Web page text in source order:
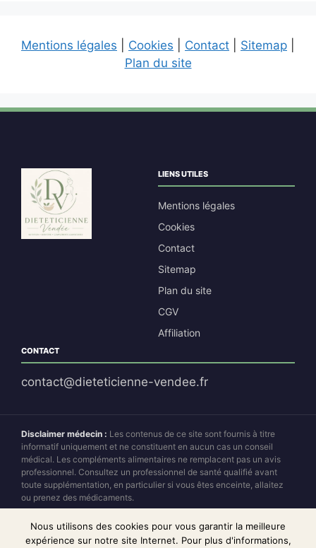
Mentions légales Cookies Contact Sitemap
Plan du site
LIENS UTILES
Mentions légales
Cookies
Contact
Sitemap
Plan du site
CGV
Affiliation
CONTACT
contact@dieteticienne-vendee.fr
Disclaimer médecin : Les contenus de ce site sont fournis à titre
informatif uniquement et ne constituent en aucun cas un conseil
médical. Les compléments alimentaires ne remplacent pas un avis
professionnel. Consultez un professionnel de santé qualifié avant
toute supplémentation, en particulier si vous êtes enceinte, allaitez
ou prenez des médicaments.
Disclaimer affiliation :
Dieteticienne Vendée est un site d'affiliation
partenaire. Nous percevons des commissions sur certaines ventes
sans augmentation du prix pour l'acheteur. Notre indépendance
Nous utilisons des cookies pour vous garantir la meilleure
expérience sur notre site Internet. Pour plus d'informations,